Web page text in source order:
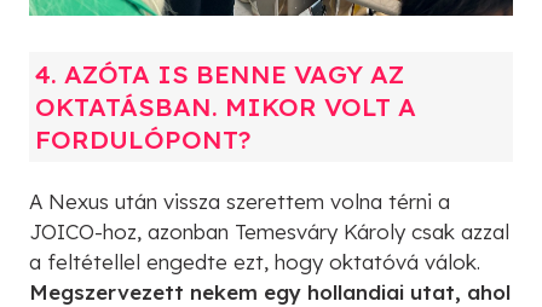
4. AZÓTA IS BENNE VAGY AZ
OKTATÁSBAN. MIKOR VOLT A
FORDULÓPONT?
A Nexus után vissza szerettem volna térni a
JOICO-hoz, azonban Temesváry Károly csak azzal
a feltétellel engedte ezt, hogy oktatóvá válok.
Megszervezett nekem egy hollandiai utat, ahol